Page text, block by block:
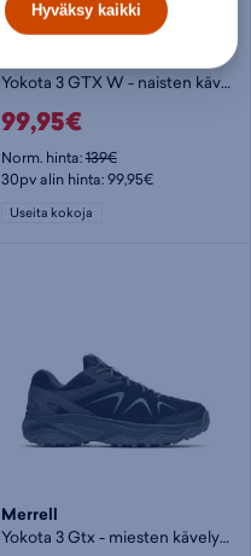
Yokota 3 GTX W - naisten kävelykengät
99,95€
Norm. hinta:139€
30pv alin hinta: 99,95€
Useita kokoja
Merrell
Yokota 3 Gtx - miesten kävelykengät
Hyväksy kaikki